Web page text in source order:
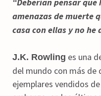
amenazas de muerte
casa con ellas y no he
J.K. Rowling es una
del mundo con más
ejemplares vendidos